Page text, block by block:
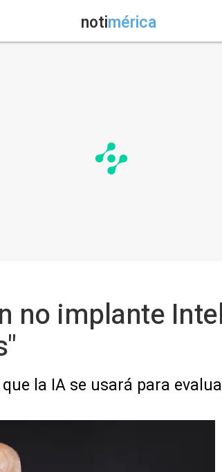
notimérica
no implante
la IA se usará para